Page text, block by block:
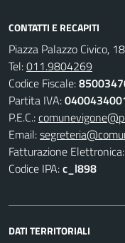
CONTATTI E RECAPITI
Piazza Palazzo Civico,
Tel:011.9804269
Codice Fiscale:
Partita IVA:
P.E.C.:
Email:
Fatturazione Elettronica:
Codice IPA:c_l898
DATI TERRITORIALI